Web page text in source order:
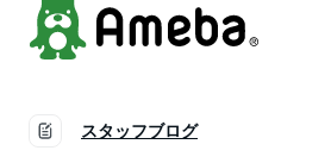
スタッフブログ